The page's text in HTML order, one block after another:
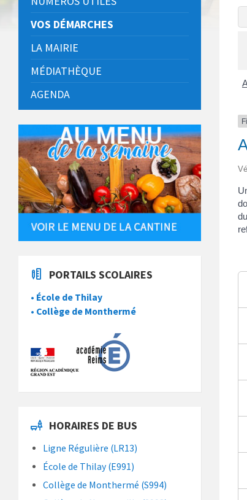
VOS DÉMARCHES
LA MAIRIE
MÉDIATHÈQUE
AGENDA
PORTAILS SCOLAIRES
• École de Thilay
• Collège de Monthermé
HORAIRES DE BUS
Ligne Régulière (LR13)
École de Thilay (E991)
Collège de Monthermé (S994)